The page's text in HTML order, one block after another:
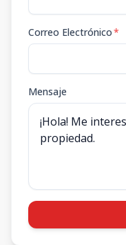
Correo Electrónico*
Mensaje